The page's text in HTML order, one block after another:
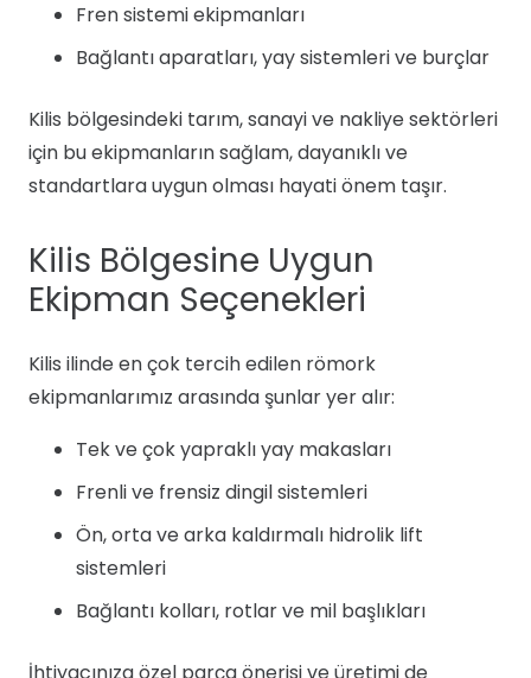
Fren sistemi ekipmanları
Bağlantı aparatları, yay sistemleri ve burçlar
Kilis bölgesindeki tarım, sanayi ve nakliye sektörleri
için bu ekipmanların sağlam, dayanıklı ve
standartlara uygun olması hayati önem taşır.
Kilis Bölgesine Uygun
Ekipman Seçenekleri
Kilis ilinde en çok tercih edilen römork
ekipmanlarımız arasında şunlar yer alır:
Tek ve çok yapraklı yay makasları
Frenli ve frensiz dingil sistemleri
Ön, orta ve arka kaldırmalı hidrolik lift
sistemleri
Bağlantı kolları, rotlar ve mil başlıkları